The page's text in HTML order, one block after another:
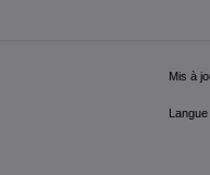
Mis à